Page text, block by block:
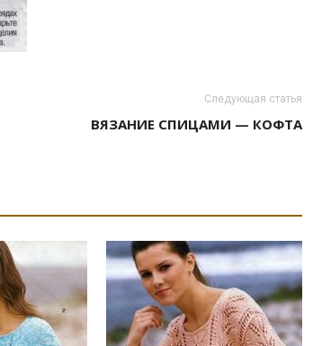
Следующая статья
ВЯЗАНИЕ СПИЦАМИ — КОФТА